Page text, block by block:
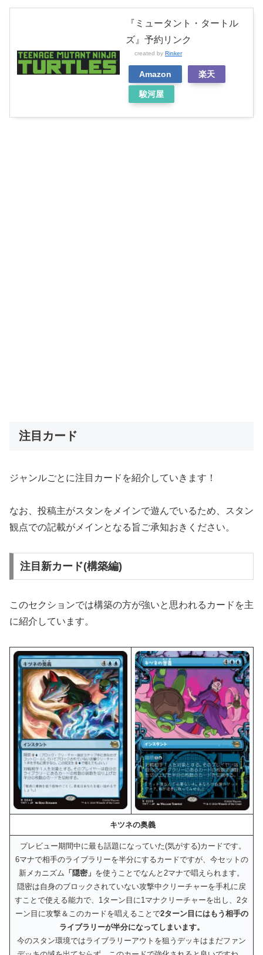
『ミュータント・タートル
ズ』予約リンク
created by Rinker
Amazon 楽天
駿河屋
注目カード
ジャンルごとに注目カードを紹介していきます！
なお、投稿主がスタンをメインで遊んでいるため、スタン
観点での記載がメインとなる旨ご承知おきください。
注目新カード(構築編)
このセクションでは構築の方が強いと思われるカードを主
に紹介しています。
キツネの奥義
プレビュー期間中に最も話題になっていた(気がする)カードです。
6マナで相手のライブラリーを半分にするカードですが、今セットの
新メカニズム 「隠密」 を使うことでなんと2マナで唱えられます。
隠密は自身のブロックされていない攻撃中クリーチャーを手札に戻
すことで使える能力で、1ターン目に1マナクリーチャーを出し、2タ
ーン目に攻撃＆このカードを唱えることで2ターン目にはもう相手の
ライブラリーが半分になってしまいます。
今のスタン環境ではライブラリーアウトを狙うデッキはまだファン